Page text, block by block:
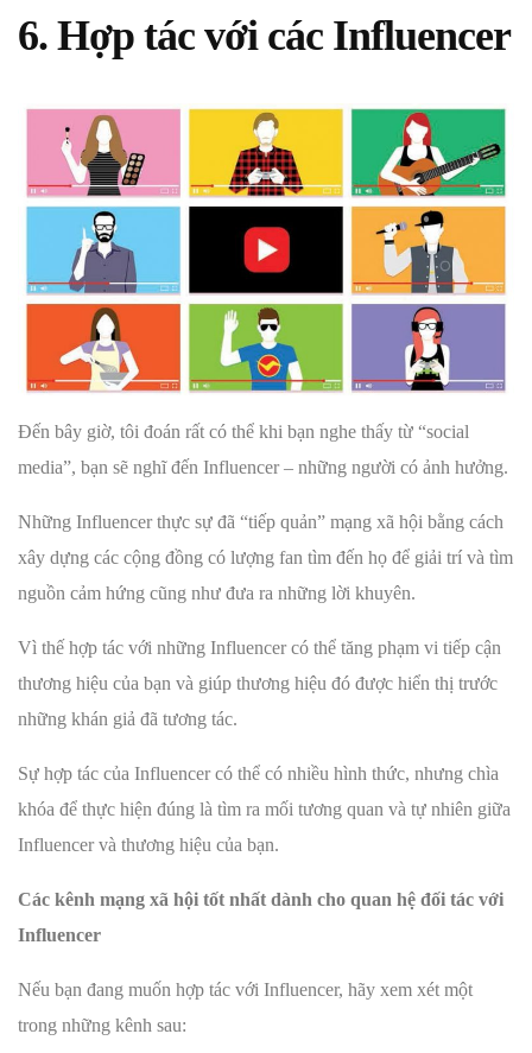
6. Hợp tác với các Influencer
Đến bây giờ, tôi đoán rất có thể khi bạn nghe thấy từ “social
media”, bạn sẽ nghĩ đến Influencer – những người có ảnh hưởng.
Những Influencer thực sự đã “tiếp quản” mạng xã hội bằng cách
xây dựng các cộng đồng có lượng fan tìm đến họ để giải trí và tìm
nguồn cảm hứng cũng như đưa ra những lời khuyên.
Vì thế hợp tác với những Influencer có thể tăng phạm vi tiếp cận
thương hiệu của bạn và giúp thương hiệu đó được hiển thị trước
những khán giả đã tương tác.
Sự hợp tác của Influencer có thể có nhiều hình thức, nhưng chìa
khóa để thực hiện đúng là tìm ra mối tương quan và tự nhiên giữa
Influencer và thương hiệu của bạn.
Các kênh mạng xã hội tốt nhất dành cho quan hệ đối tác với
Influencer
Nếu bạn đang muốn hợp tác với Influencer, hãy xem xét một
trong những kênh sau: